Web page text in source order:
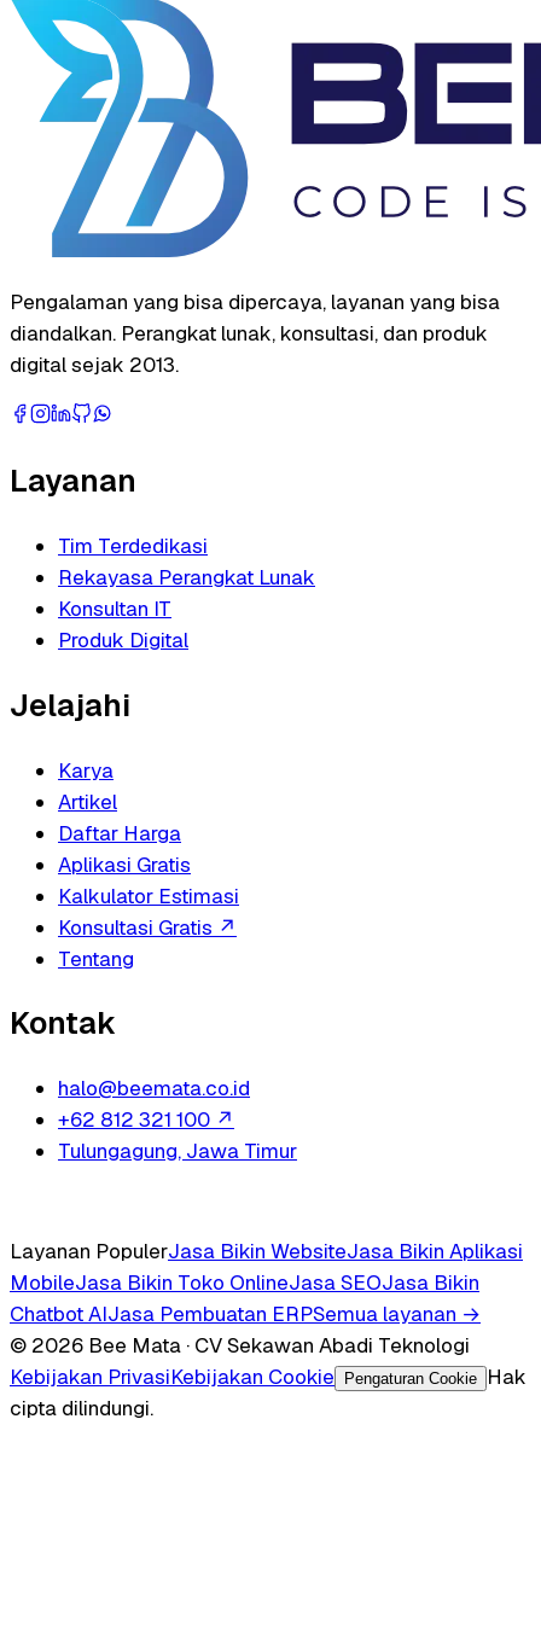
Pengalaman yang bisa dipercaya, layanan yang bisa
diandalkan. Perangkat lunak, konsultasi, dan produk
digital sejak 2013.
Layanan
Tim Terdedikasi
Rekayasa Perangkat Lunak
Konsultan IT
Produk Digital
Jelajahi
Karya
Artikel
Daftar Harga
Aplikasi Gratis
Kalkulator Estimasi
Konsultasi Gratis ↗
Tentang
Kontak
halo@beemata.co.id
+62 812 321 100 ↗
Tulungagung, Jawa Timur
Layanan PopulerJasa Bikin WebsiteJasa Bikin Aplikasi
MobileJasa Bikin Toko OnlineJasa SEOJasa Bikin
Chatbot AIJasa Pembuatan ERPSemua layanan →
© 2026 Bee Mata · CV Sekawan Abadi Teknologi
Kebijakan PrivasiKebijakan Cookie Pengaturan Cookie
Hak
cipta dilindungi.